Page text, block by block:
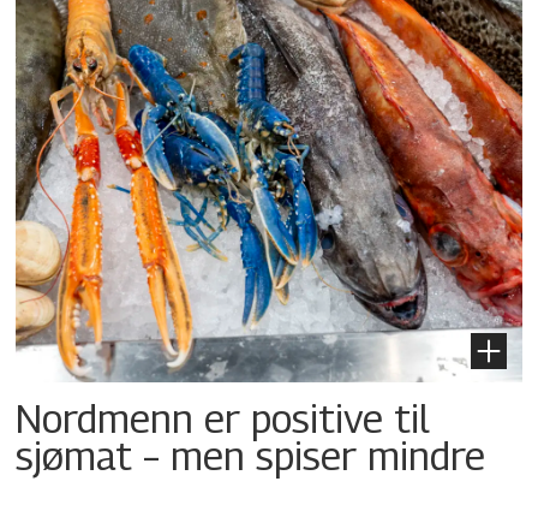
Nordmenn er positive til
sjømat – men spiser mindre